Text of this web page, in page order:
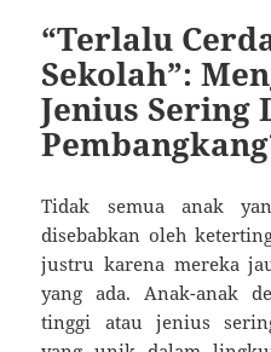
“Terlalu
Sekolah”:
Jenius Sering
Tidak semua anak
disebabkan oleh
justru karena mereka
yang ada. Anak-anak
tinggi atau jenius